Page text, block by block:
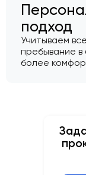
подход
Учитываем
пребывание в
более